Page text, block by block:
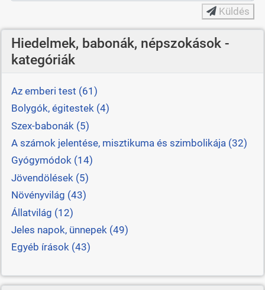
Küldés
Hiedelmek, babonák, népszokások -
kategóriák
Az emberi test (61)
Bolygók, égitestek (4)
Szex-babonák (5)
A számok jelentése, misztikuma és szimbolikája (32)
Gyógymódok (14)
Jövendölések (5)
Növényvilág (43)
Állatvilág (12)
Jeles napok, ünnepek (49)
Egyéb írások (43)